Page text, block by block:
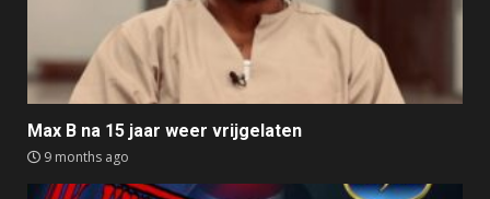
Max B na 15 jaar weer vrijgelaten
9 months ago